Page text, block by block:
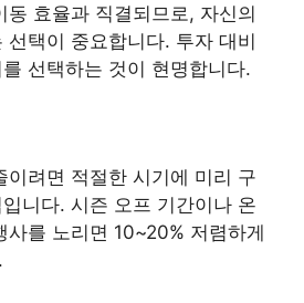
동 효율과 직결되므로, 자신의
선택이 중요합니다. 투자 대비
선택하는 것이 현명합니다.
이려면 적절한 시기에 미리 구
니다. 시즌 오프 기간이나 온
사를 노리면 10~20% 저렴하게